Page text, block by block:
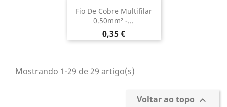
Fio De Cobre Multifilar
0.50mm² -...
Preço
0,35 €
Mostrando 1-29 de 29 artigo(s)
Voltar ao topo 